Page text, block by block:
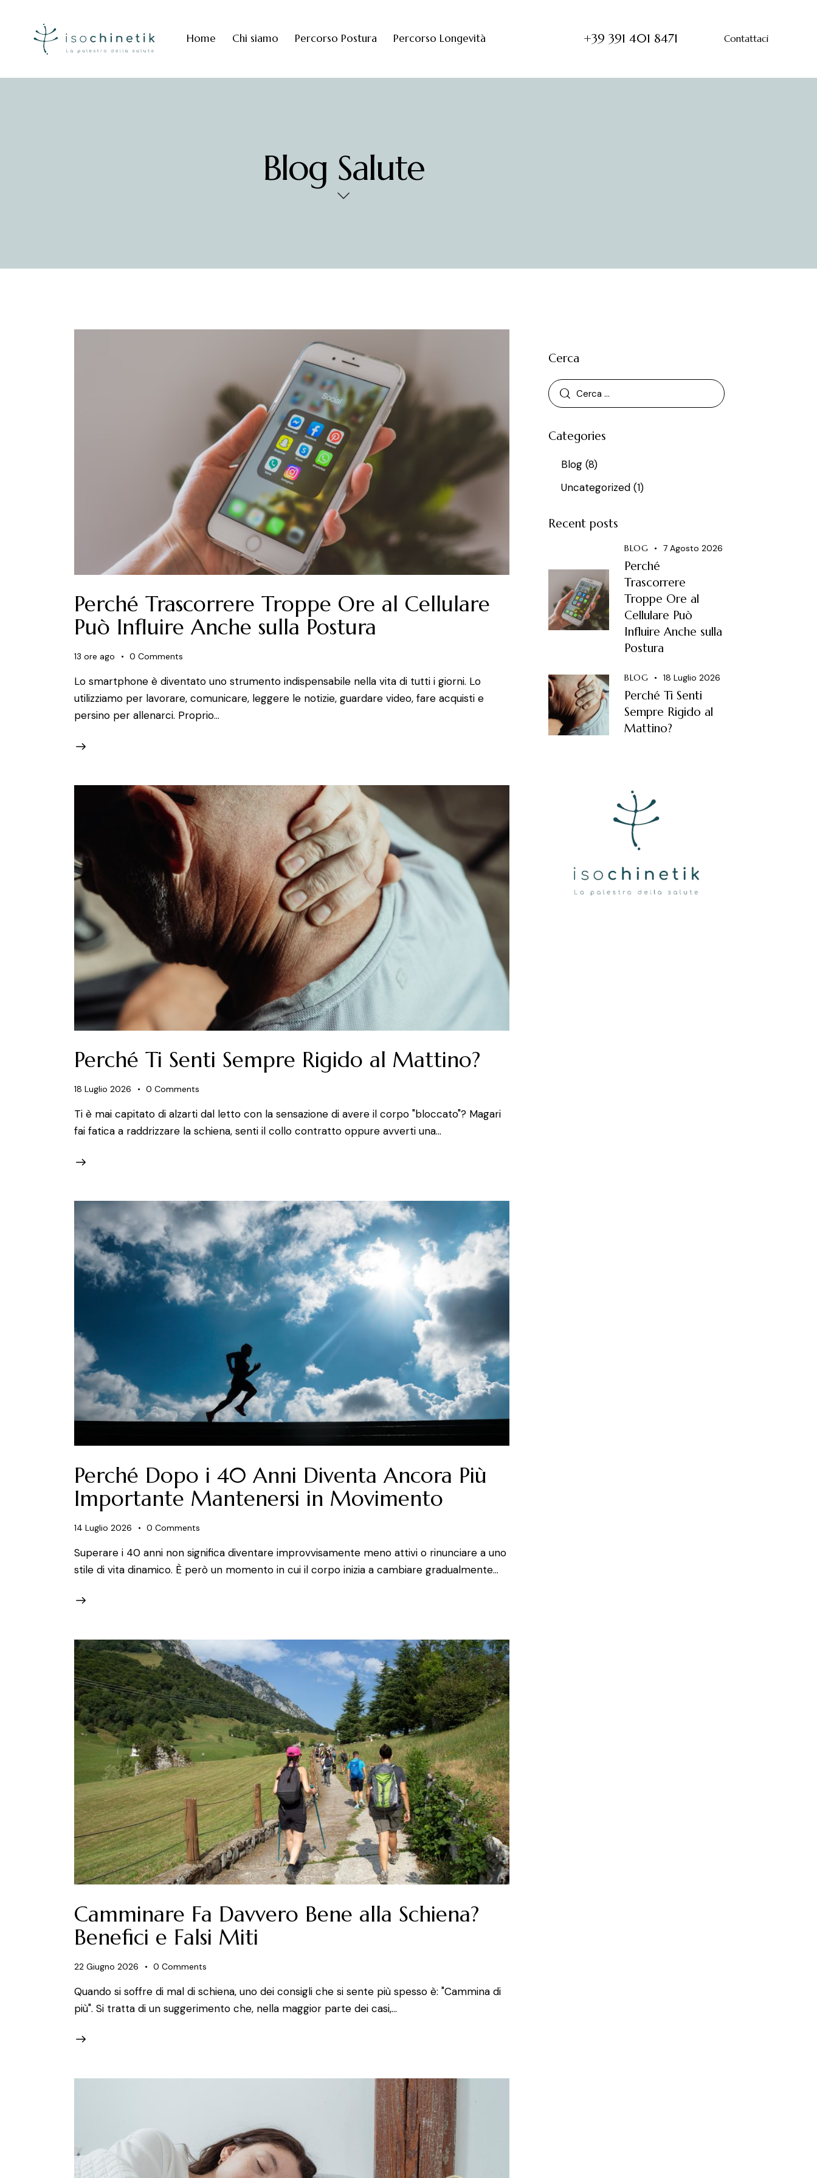
Home Chi siamo Percorso Postura Percorso Longevità +39 391 401 8471 Contattaci
Blog Salute
Perché Trascorrere Troppe Ore al Cellulare
Può Influire Anche sulla Postura
13 ore ago 0 Comments
Lo smartphone è diventato uno strumento indispensabile nella vita di tutti i giorni. Lo
utilizziamo per lavorare, comunicare, leggere le notizie, guardare video, fare acquisti e
persino per allenarci. Proprio…
Perché Ti Senti Sempre Rigido al Mattino?
18 Luglio 2026 0 Comments
Ti è mai capitato di alzarti dal letto con la sensazione di avere il corpo "bloccato"? Magari
fai fatica a raddrizzare la schiena, senti il collo contratto oppure avverti una…
Perché Dopo i 40 Anni Diventa Ancora Più
Importante Mantenersi in Movimento
14 Luglio 2026 0 Comments
Superare i 40 anni non significa diventare improvvisamente meno attivi o rinunciare a uno
stile di vita dinamico. È però un momento in cui il corpo inizia a cambiare gradualmente…
Camminare Fa Davvero Bene alla Schiena?
Benefici e Falsi Miti
22 Giugno 2026 0 Comments
Quando si soffre di mal di schiena, uno dei consigli che si sente più spesso è: "Cammina di
più". Si tratta di un suggerimento che, nella maggior parte dei casi,…
Cerca
Categories
Blog(8)
Uncategorized(1)
Recent posts
BLOG 7 Agosto 2026
Perché
Trascorrere
Troppe Ore al
Cellulare Può
Influire Anche sulla
Postura
BLOG 18 Luglio 2026
Perché Ti Senti
Sempre Rigido al
Mattino?